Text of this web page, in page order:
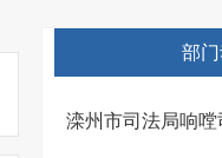
部
滦州市司法局响